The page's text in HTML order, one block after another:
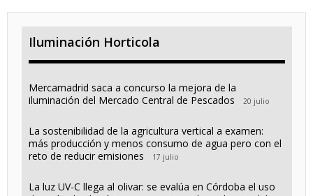
Iluminación Horticola
Mercamadrid saca a concurso la mejora de la
iluminación del Mercado Central de Pescados
20 julio
La sostenibilidad de la agricultura vertical a examen:
más producción y menos consumo de agua pero con el
reto de reducir emisiones
17 julio
La luz UV-C llega al olivar: se evalúa en Córdoba el uso